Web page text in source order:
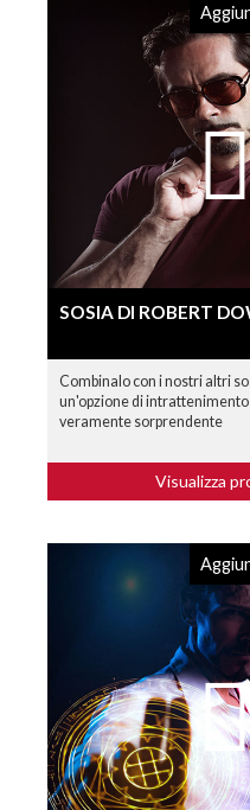
SOSIA DI ROBERT
Combinalo con i nostri altri
un'opzione di
veramente sorprendente
Visualizza